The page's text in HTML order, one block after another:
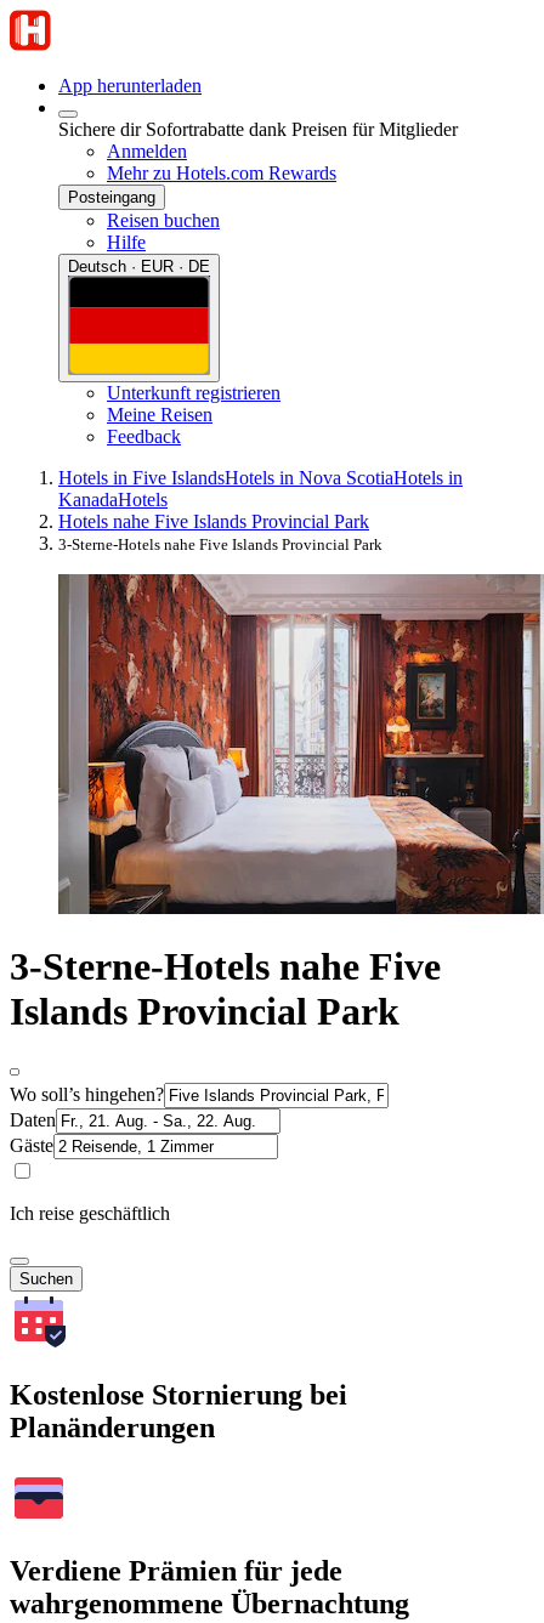
App herunterladen
Sichere dir Sofortrabatte dank Preisen für Mitglieder
Anmelden
Mehr zu Hotels.com Rewards
Posteingang
Reisen buchen
Hilfe
Deutsch · EUR · DE
Unterkunft registrieren
Meine Reisen
Feedback
Hotels in Five IslandsHotels in Nova ScotiaHotels in
KanadaHotels
Hotels nahe Five Islands Provincial Park
3-Sterne-Hotels nahe Five Islands Provincial Park
3-Sterne-Hotels nahe Five
Islands Provincial Park
Wo soll’s hingehen?
Daten
Gäste
Ich reise geschäftlich
Suchen
Kostenlose Stornierung bei
Planänderungen
Verdiene Prämien für jede
wahrgenommene Übernachtung